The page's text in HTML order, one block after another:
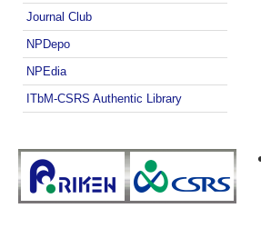
Journal Club
NPDepo
NPEdia
ITbM-CSRS Authentic Library